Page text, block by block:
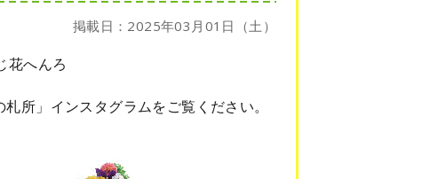
掲載日：2025年03月01日（土）
花へんろ
所」インスタグラムをご覧ください。